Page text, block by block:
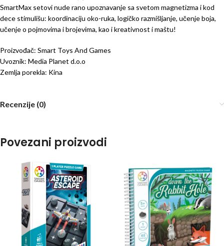
SmartMax setovi nude rano upoznavanje sa svetom magnetizma i kod
dece stimulišu: koordinaciju oko-ruka, logičko razmišljanje, učenje boja,
učenje o pojmovima i brojevima, kao i kreativnost i maštu!
Proizvođač: Smart Toys And Games
Uvoznik: Media Planet d.o.o
Zemlja porekla: Kina
Recenzije (0)
Povezani proizvodi